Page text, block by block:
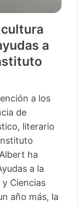
a
a los
de
literario
ha
a la
Ciencias
año más, la